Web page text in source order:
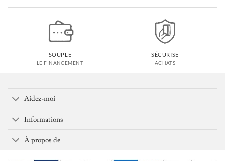
SOUPLE
LE FINANCEMENT
SÉCURISE
ACHATS
Aidez-moi
Informations
À propos de